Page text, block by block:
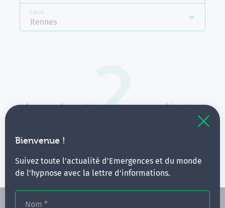
Bienvenue !
Suivez toute l'actualité d'Emergences et du monde
de l'hypnose avec la lettre d'informations.
Nom *
Lieux
Rennes
Aucune formation ne correspond à votre
Vous pouvez renouveler votre requête en élargissant